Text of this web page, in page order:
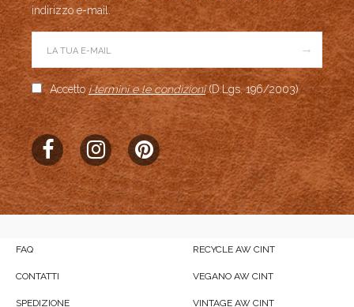
indirizzo e-mail.
→
Accetto i termini e le condizioni(D.Lgs. 196/2003)
FAQ
CONTATTI
SPEDIZIONE
RECYCLE AW CINT
VEGANO AW CINT
VINTAGE AW CINT